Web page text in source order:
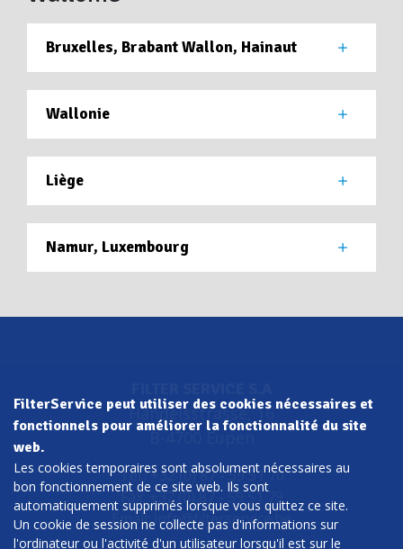
Bruxelles, Brabant Wallon, Hainaut
Wallonie
Liège
Namur, Luxembourg
Handelsstrasse, 16
B-4700 Eupen
Tel.: +32 (0) 87 - 59 51 70
Fax: +32 (0) 87 - 59 51 79
Email:info@filterservice.be
FilterService peut utiliser des cookies nécessaires et
fonctionnels pour améliorer la fonctionnalité du site
web.
Les cookies temporaires sont absolument nécessaires au
bon fonctionnement de ce site web. Ils sont
automatiquement supprimés lorsque vous quittez ce site.
Un cookie de session ne collecte pas d'informations sur
l'ordinateur ou l'activité d'un utilisateur lorsqu'il est sur le